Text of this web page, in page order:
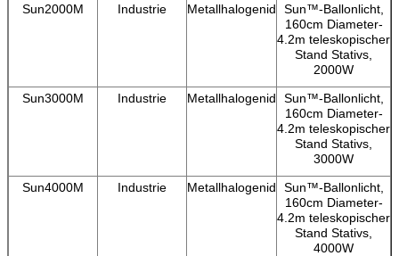
Sun2000M
Industrie Metallhalogenid
Sun™-Ballonlicht,
160cm Diameter-
4.2m teleskopischer
Stand Stativs,
2000W
Sun3000M
Industrie Metallhalogenid
Sun™-Ballonlicht,
160cm Diameter-
4.2m teleskopischer
Stand Stativs,
3000W
Sun4000M
Industrie Metallhalogenid
Sun™-Ballonlicht,
160cm Diameter-
4.2m teleskopischer
Stand Stativs,
4000W